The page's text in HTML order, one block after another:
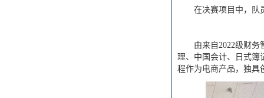
在决赛项目中，队
由来自2022级财
理、中国会计、日式簿
程作为电商产品，独具